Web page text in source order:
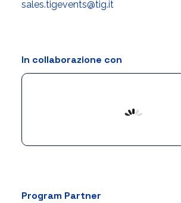
sales.tigevents@tig.it
In collaborazione con
Program Partner